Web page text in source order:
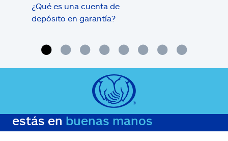
¿Qué es una cuenta de
depósito en garantía?
estás en buenas manos